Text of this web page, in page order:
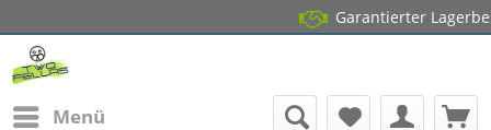
Garantierter
Menü